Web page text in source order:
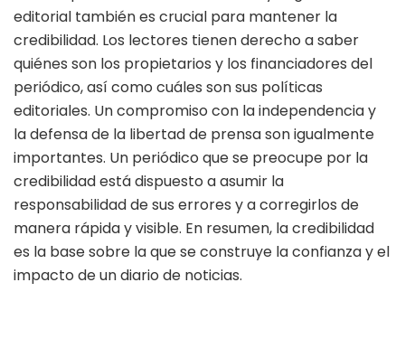
editorial también es crucial para mantener la
credibilidad. Los lectores tienen derecho a saber
quiénes son los propietarios y los financiadores del
periódico, así como cuáles son sus políticas
editoriales. Un compromiso con la independencia y
la defensa de la libertad de prensa son igualmente
importantes. Un periódico que se preocupe por la
credibilidad está dispuesto a asumir la
responsabilidad de sus errores y a corregirlos de
manera rápida y visible. En resumen, la credibilidad
es la base sobre la que se construye la confianza y el
impacto de un diario de noticias.